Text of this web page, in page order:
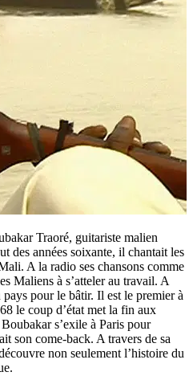
Traoré, guitariste malien
des années soixante, il chantait les
A la radio ses chansons comme
Maliens à s’atteler au travail. A
pour le bâtir. Il est le premier à
le coup d’état met la fin aux
s’exile à Paris pour
son come-back. A travers de sa
non seulement l’histoire du